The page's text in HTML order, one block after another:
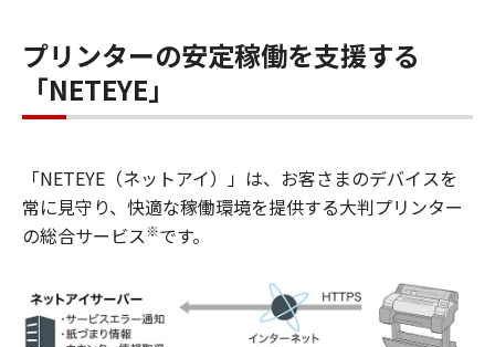
プリンターの安定稼働を支援する
「NETEYE」
「NETEYE（ネットアイ）」は、お客さまのデバイスを
常に見守り、快適な稼働環境を提供する大判プリンター
の総合サービス※です。